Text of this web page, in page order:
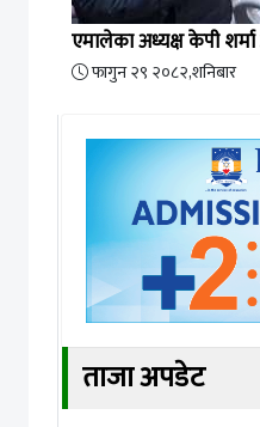
एमालेका अध्यक्ष केपी
फागुन २९ २०८२,शनिबार
ताजा अपडेट